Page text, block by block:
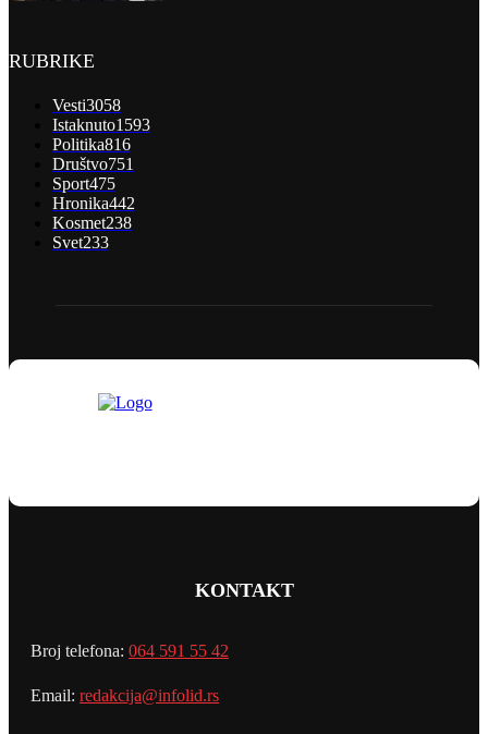
RUBRIKE
Vesti3058
Istaknuto1593
Politika816
Društvo751
Sport475
Hronika442
Kosmet238
Svet233
KONTAKT
Broj telefona: 064 591 55 42
Email: redakcija@infolid.rs